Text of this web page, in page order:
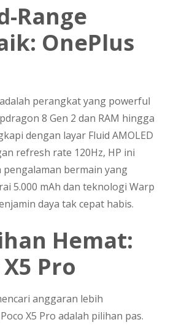
Range
OnePlus
perangkat yang powerful
8 Gen 2 dan RAM hingga
dengan layar Fluid AMOLED
refresh rate 120Hz, HP ini
pengalaman bermain yang
5.000 mAh dan teknologi Warp
daya tak cepat habis.
Hemat:
Pro
anggaran lebih
X5 Pro adalah pilihan pas.